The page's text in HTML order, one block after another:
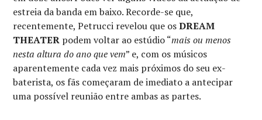
estreia da banda em baixo. Recorde-se que,
recentemente, Petrucci revelou que osDREAM
THEATER podem voltar ao estúdio “mais ou menos
nesta altura do ano que vem” e, com os músicos
aparentemente cada vez mais próximos do seu ex-
baterista, os fãs começaram de imediato a antecipar
uma possível reunião entre ambas as partes.